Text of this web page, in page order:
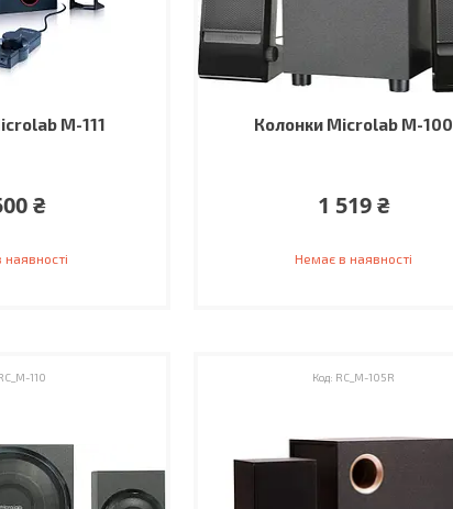
M-111
₴
Колонки Microlab M-100
1 519 ₴
Немає в наявності
110 RC_M-105R